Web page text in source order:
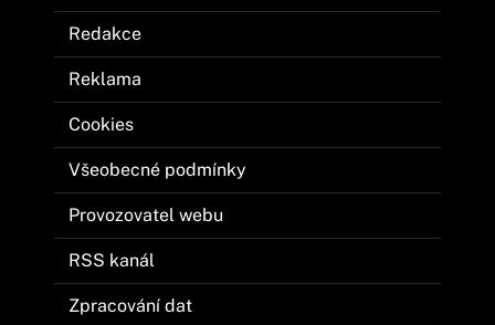
Redakce
Reklama
Cookies
Všeobecné podmínky
Provozovatel webu
RSS kanál
Zpracování dat